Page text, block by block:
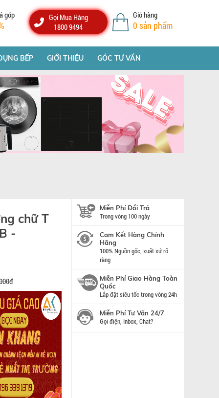
góp
Gọi Mua Hàng
1800 9494
Giỏ hàng
0 sản phẩm
BẾP GIỚI THIỆU GÓC TƯ VẤN
chữ T
-
Miễn Phí Đổi Trả
Trong vòng 100 ngày
Cam Kết Hàng Chính
Hãng
100% Nguồn gốc, xuất xứ rõ
ràng
Miễn Phí Giao Hàng Toàn
Quốc
Lắp đặt siêu tốc trong vòng 24h
Miễn Phí Tư Vấn 24/7
Gọi điện, Inbox, Chat?